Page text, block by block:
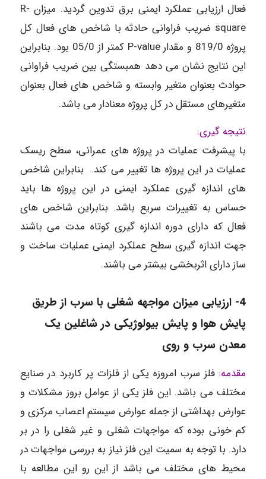
فعال ارزیابی عملکرد ایمنی برق تدوین گردید. میزان R-
square ضریب فراوانی حادثه با شاخص های فعال کل
پروژه 819/0 و مقدار P-value کمتر از 05/0 بود. بنابراین
این نتایج نشان می دهد همبستگی بین ضریب فراوانی
حوادث بعنوان متغیر وابسته و شاخص های فعال بعنوان
متغیرهای مستقل در کل پروژه معنادار می باشد.
نتیجه گیری:
با پیشرفت عملیات در پروژه های عمرانی، سطح ریسک
عملیات در این پروژه ها تغییر می کند. بنابراین شاخص
های اندازه گیری عملکرد ایمنی در این پروژه ها باید
حساس به تغییرات سریع باشد. بنابراین شاخص های
فعال که دارای دوره اندازه گیری کوتاه مدت می باشند
جهت اندازه گیری سطح عملکرد ایمنی عملیات ساخت و
ساز دارای اثربخشی بیشتر می باشند.
4- ارزیابی میزان مواجهه شغلی با سرب از طریق
پایش هوا و پایش بیولوژیکی در شاغلین یک
معدن سرب و روی
مقدمه: فلز سرب امروزه یکی از فلزات پر کاربرد در صنایع
مختلف می باشد. این فلز یکی از عوامل بروز مشکلات و
عوارض بهداشتی از جمله عوارض سیستم اعصاب مرکزی و
کم خونی بوده که مواجهات شغلی و غیر شغلی را در بر
دارد. با توجه به سمیت این فلز نیاز به بررسی مواجهات در
محیط های مختلف می باشد از این رو این مطالعه با